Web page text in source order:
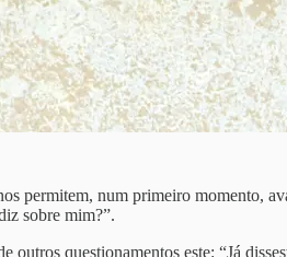
permitem, num primeiro momento,
sobre mim?”.
questionamentos este: “Já